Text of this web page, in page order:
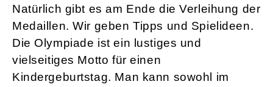
Natürlich gibt es am Ende die Verleihung der
Medaillen. Wir geben Tipps und Spielideen.
Die Olympiade ist ein lustiges und
vielseitiges Motto für einen
Kindergeburtstag. Man kann sowohl im